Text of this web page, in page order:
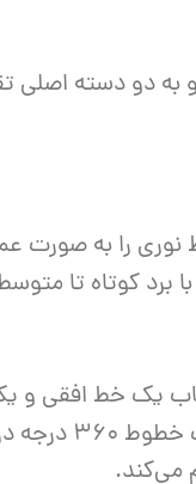
به دو دسته
نوری را به صورت
یک خط افقی و
پرتاب
می‌کند.